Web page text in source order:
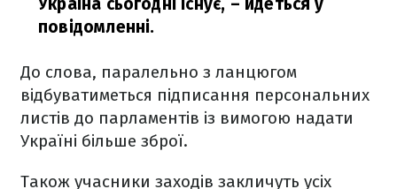
повідомленні.
До слова, паралельно з ланцюгом
відбуватиметься підписання персональних
листів до парламентів із вимогою надати
Україні більше зброї.
Також учасники заходів закличуть усіх